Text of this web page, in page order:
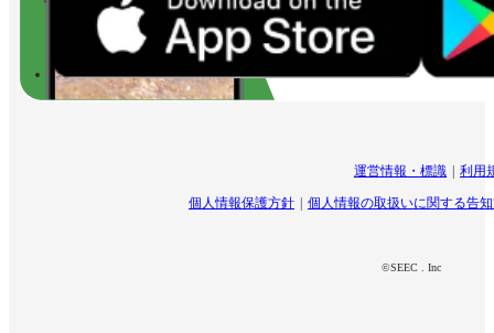
運営情報・標識 利用
個人情報保護方針 個人情報の取扱いに関する告
©SEEC . Inc